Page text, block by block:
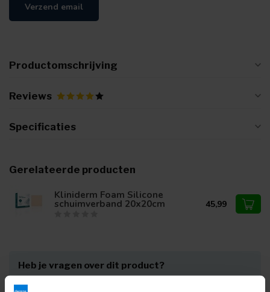
Verzend email
Productomschrijving
Reviews
Specificaties
Gerelateerde producten
Kliniderm Foam Silicone
schuimverband 20x20cm 45,99
Heb je vragen over dit product?
Of heb je hulp nodig bij je bestelling? Neem contact op via